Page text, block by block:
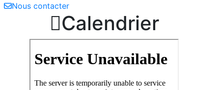
Nous contacter
Calendrier